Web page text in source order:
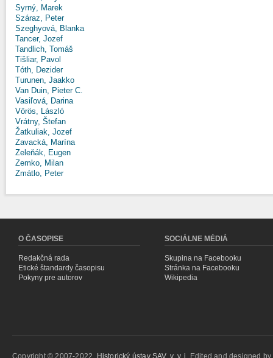
Syrný, Marek
Száraz, Peter
Szeghyová, Blanka
Tancer, Jozef
Tandlich, Tomáš
Tišliar, Pavol
Tóth, Dezider
Turunen, Jaakko
Van Duin, Pieter C.
Vasiľová, Darina
Vörös, László
Vrátny, Štefan
Žatkuliak, Jozef
Zavacká, Marína
Zeleňák, Eugen
Zemko, Milan
Zmátlo, Peter
O ČASOPISE
Redakčná rada
Etické štandardy časopisu
Pokyny pre autorov
SOCIÁLNE MÉDIÁ
Skupina na Facebooku
Stránka na Facebooku
Wikipedia